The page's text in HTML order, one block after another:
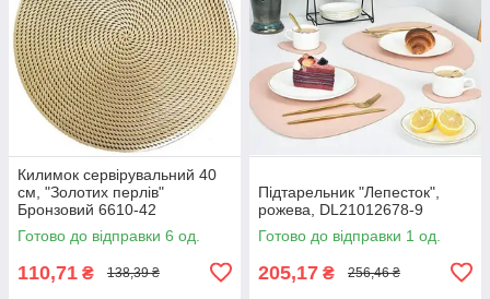
Килимок сервірувальний 40
см, "Золотих перлів"
Бронзовий 6610-42
Готово до відправки 6 од.
110,71 ₴ 138,39 ₴
Підтарельник "Лепесток",
рожева, DL21012678-9
Готово до відправки 1 од.
205,17 ₴ 256,46 ₴